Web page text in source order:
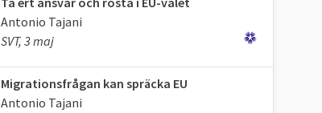
Antonio Tajani
SVT, 3 maj
Migrationsfrågan kan spräcka EU
Antonio Tajani